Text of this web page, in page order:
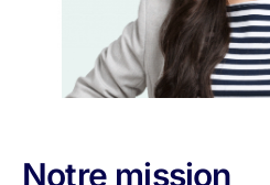
Notre mission